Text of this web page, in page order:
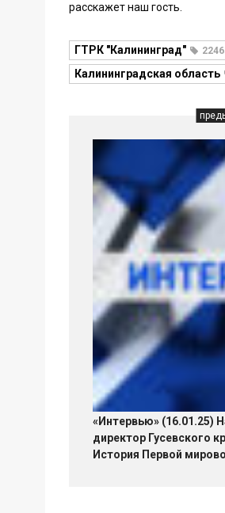
расскажет наш гость.
ГТРК "Калининград"
Калининградская область
«Интервью» (16.01.25)
директор Гусевского
История Первой